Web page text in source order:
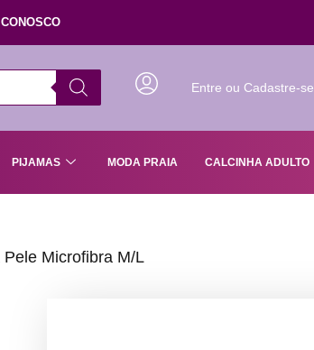
Entre ou Cadastre-se
PIJAMAS MODA PRAIA CALCINHA ADULTO
Microfibra M/L